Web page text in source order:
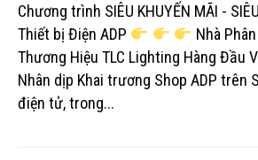
Chương trình SIÊU KHUYẾN MÃI -
Thiết bị Điện ADP
Nhà
Thương Hiệu TLC Lighting Hàng Đầu
Nhân dịp Khai trương Shop ADP trên
điện tử, trong...